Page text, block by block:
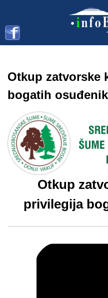
Otkup zatvorske
bogatih
Otkup
privilegija